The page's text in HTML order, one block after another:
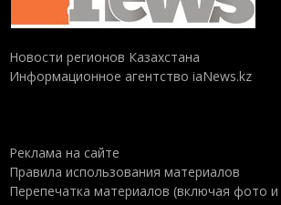
Новости регионов Казахстана
Информационное агентство iaNews.kz
Реклама на сайте
Правила использования материалов
Перепечатка материалов (включая фото и